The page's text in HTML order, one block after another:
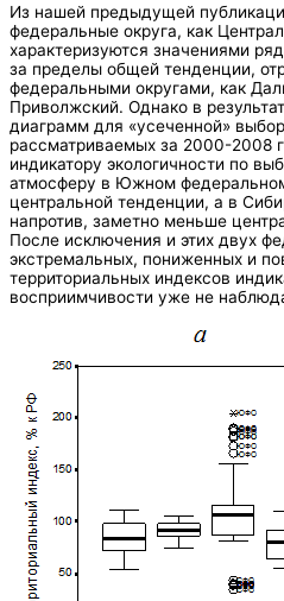
Из нашей предыдущей
федеральные округа, как
характеризуются значениями
за пределы общей тенденции,
федеральными округами, как
Приволжский. Однако в
диаграмм для «усеченной»
рассматриваемых за 2000-2008
индикатору экологичности по
атмосферу в Южном
центральной тенденции, а в
напротив, заметно меньше
После исключения и этих двух
экстремальных, пониженных и
территориальных индексов
восприимчивости уже не